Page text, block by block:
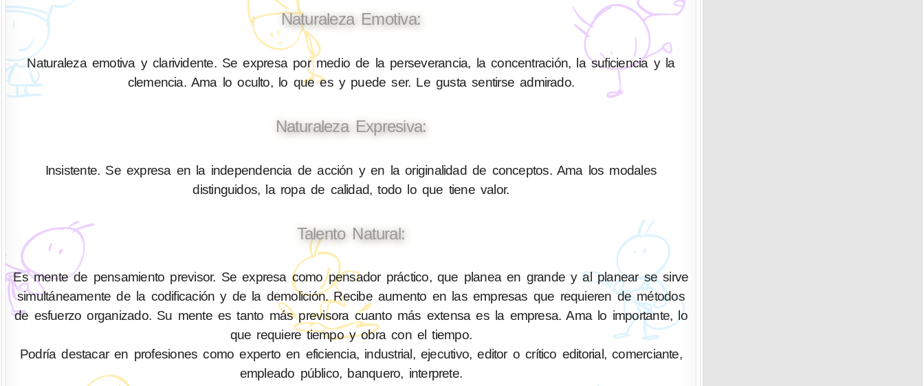
Naturaleza Emotiva:
Naturaleza emotiva y clarividente. Se expresa por medio de la perseverancia, la concentración, la suficiencia y la
clemencia. Ama lo oculto, lo que es y puede ser. Le gusta sentirse admirado.
Naturaleza Expresiva:
Insistente. Se expresa en la independencia de acción y en la originalidad de conceptos. Ama los modales
distinguidos, la ropa de calidad, todo lo que tiene valor.
Talento Natural:
Es mente de pensamiento previsor. Se expresa como pensador práctico, que planea en grande y al planear se sirve
simultáneamente de la codificación y de la demolición. Recibe aumento en las empresas que requieren de métodos
de esfuerzo organizado. Su mente es tanto más previsora cuanto más extensa es la empresa. Ama lo importante, lo
que requiere tiempo y obra con el tiempo.
Podría destacar en profesiones como experto en eficiencia, industrial, ejecutivo, editor o crítico editorial, comerciante,
empleado público, banquero, interprete.